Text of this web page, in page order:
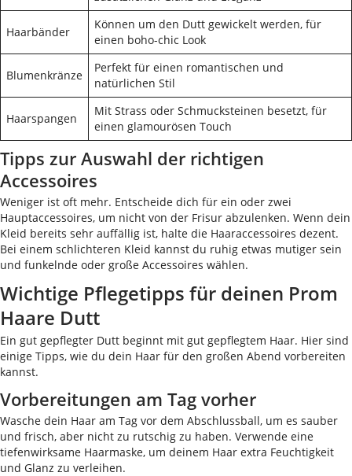
Haarbänder
Können um den Dutt gewickelt werden, für
einen boho-chic Look
Blumenkränze
Perfekt für einen romantischen und
natürlichen Stil
Haarspangen
Mit Strass oder Schmucksteinen besetzt, für
einen glamourösen Touch
Tipps zur Auswahl der richtigen
Accessoires
Weniger ist oft mehr. Entscheide dich für ein oder zwei
Hauptaccessoires, um nicht von der Frisur abzulenken. Wenn dein
Kleid bereits sehr auffällig ist, halte die Haaraccessoires dezent.
Bei einem schlichteren Kleid kannst du ruhig etwas mutiger sein
und funkelnde oder große Accessoires wählen.
Wichtige Pflegetipps für deinen Prom
Haare Dutt
Ein gut gepflegter Dutt beginnt mit gut gepflegtem Haar. Hier sind
einige Tipps, wie du dein Haar für den großen Abend vorbereiten
kannst.
Vorbereitungen am Tag vorher
Wasche dein Haar am Tag vor dem Abschlussball, um es sauber
und frisch, aber nicht zu rutschig zu haben. Verwende eine
tiefenwirksame Haarmaske, um deinem Haar extra Feuchtigkeit
und Glanz zu verleihen.